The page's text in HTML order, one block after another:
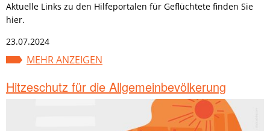
Aktuelle Links zu den Hilfeportalen für Geflüchtete finden Sie
hier.
23.07.2024
MEHR ANZEIGEN
Hitzeschutz für die Allgemeinbevölkerung